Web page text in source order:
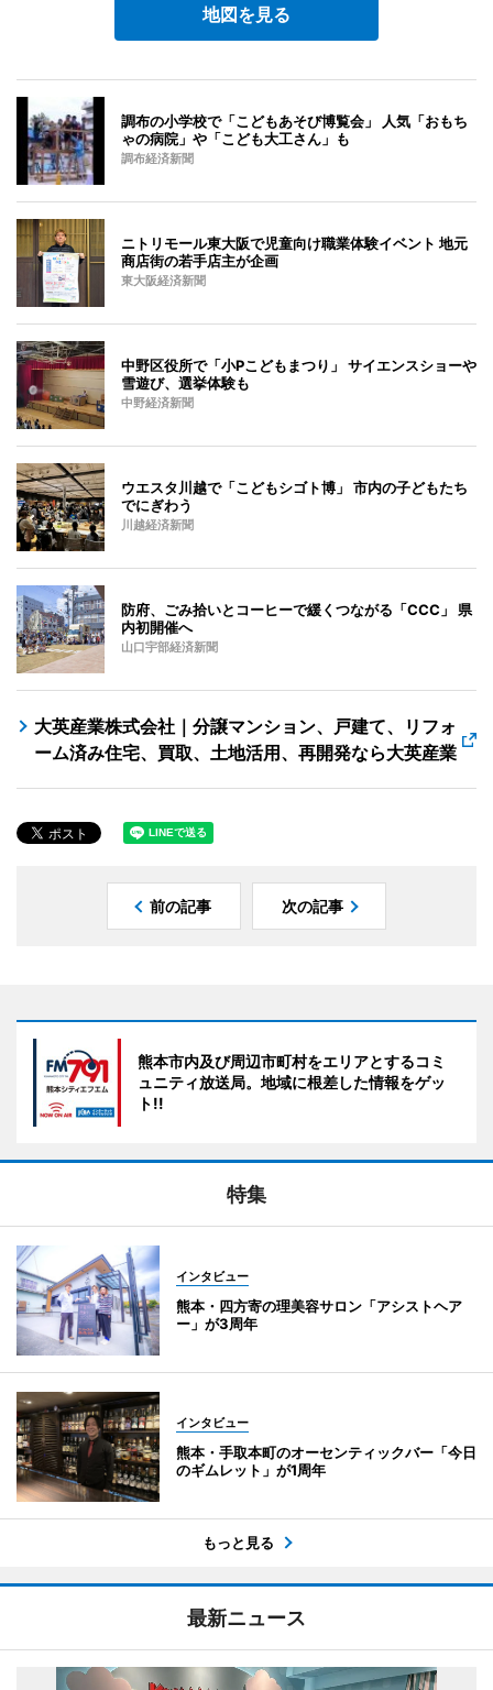
地図を見る
調布の小学校で「こどもあそび博覧会」 人気「おもち
ゃの病院」や「こども大工さん」も
調布経済新聞
ニトリモール東大阪で児童向け職業体験イベント 地元
商店街の若手店主が企画
東大阪経済新聞
中野区役所で「小Pこどもまつり」 サイエンスショーや
雪遊び、選挙体験も
中野経済新聞
ウエスタ川越で「こどもシゴト博」 市内の子どもたち
でにぎわう
川越経済新聞
防府、ごみ拾いとコーヒーで緩くつながる「CCC」 県
内初開催へ
山口宇部経済新聞
大英産業株式会社｜分譲マンション、戸建て、リフォ
ーム済み住宅、買取、土地活用、再開発なら大英産業
前の記事 次の記事
熊本市内及び周辺市町村をエリアとするコミ
ュニティ放送局。地域に根差した情報をゲッ
ト!!
特集
インタビュー
熊本・四方寄の理美容サロン「アシストヘア
ー」が3周年
インタビュー
熊本・手取本町のオーセンティックバー「今日
のギムレット」が1周年
もっと見る
最新ニュース